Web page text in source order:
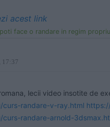
acest link
face o randare in regim
17:37
randare-v-ray.html
randare-arnold-